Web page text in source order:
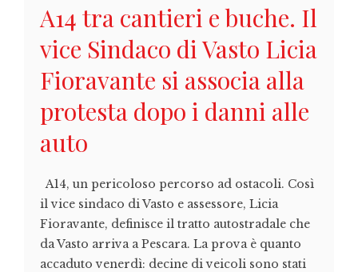
A14 tra cantieri e buche. Il
vice Sindaco di Vasto Licia
Fioravante si associa alla
protesta dopo i danni alle
auto
A14, un pericoloso percorso ad ostacoli. Così
il vice sindaco di Vasto e assessore, Licia
Fioravante, definisce il tratto autostradale che
da Vasto arriva a Pescara. La prova è quanto
accaduto venerdì: decine di veicoli sono stati